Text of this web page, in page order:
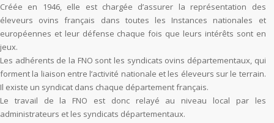
Créée en 1946, elle est chargée d’assurer la représentation des
éleveurs ovins français dans toutes les Instances nationales et
européennes et leur défense chaque fois que leurs intérêts sont en
jeux.
Les adhérents de la FNO sont les syndicats ovins départementaux, qui
forment la liaison entre l’activité nationale et les éleveurs sur le terrain.
Il existe un syndicat dans chaque département français.
Le travail de la FNO est donc relayé au niveau local par les
administrateurs et les syndicats départementaux.